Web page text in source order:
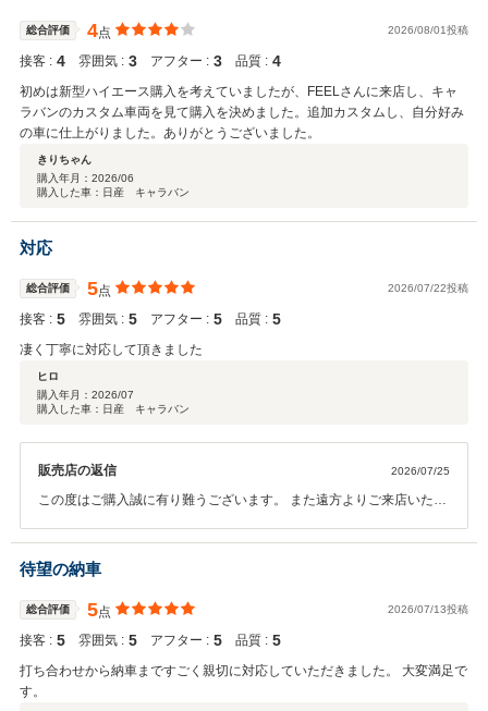
総合評価 4点 2026/08/01投稿
接客 : 4 雰囲気 : 3 アフター : 3 品質 : 4
初めは新型ハイエース購入を考えていましたが、FEELさんに来店し、キャ
ラバンのカスタム車両を見て購入を決めました。追加カスタムし、自分好み
の車に仕上がりました。ありがとうございました。
きりちゃん
購入年月： 2026/06
購入した車：日産 キャラバン
対応
総合評価 5点 2026/07/22投稿
接客 : 5 雰囲気 : 5 アフター : 5 品質 : 5
凄く丁寧に対応して頂きました
ヒロ
購入年月： 2026/07
購入した車：日産 キャラバン
販売店の返信 2026/07/25
この度はご購入誠に有り難うございます。 また遠方よりご来店いただ
ってください。 今後ともよろしくお願いいたします。
待望の納車
総合評価 5点 2026/07/13投稿
接客 : 5 雰囲気 : 5 アフター : 5 品質 : 5
打ち合わせから納車まですごく親切に対応していただきました。 大変満足で
す。